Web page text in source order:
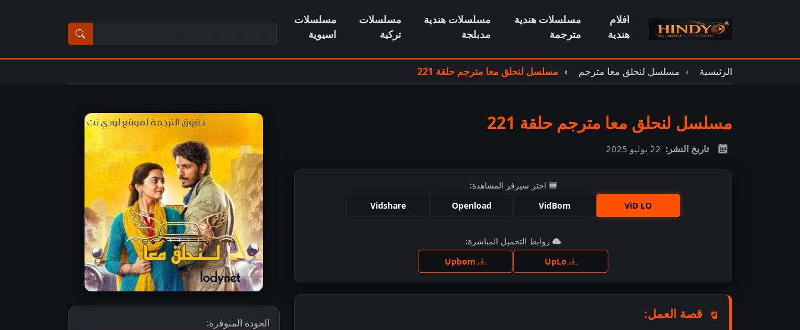
افلام
هندية
مسلسلات هندية
مترجمة
مسلسلات هندية
مدبلجة
مسلسلات
تركية
مسلسلات
اسيوية
الرئيسية مسلسل لنحلق معا مترجم مسلسل لنحلق معا مترجم حلقة 221
مسلسل لنحلق معا مترجم حلقة 221
تاريخ النشر: 22 يوليو 2025
اختر سيرفر المشاهدة:
ViD LO
VidBom
Openload
Vidshare
اضغط للمشاهدة
روابط التحميل المباشرة:
قصة العمل:
الجودة المتوفرة: